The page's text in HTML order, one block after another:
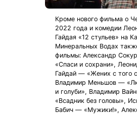
Кроме нового фильма о
2022 года и комедии
Гайдая «12 стульев» на
Минеральных Водах
фильмы: Александр
«Спаси и сохрани»,
Гайдай — «Жених с того
Владимир Меньшов —
и голуби», Владимир
«Всадник без головы»,
Бабич — «Мужики!»,